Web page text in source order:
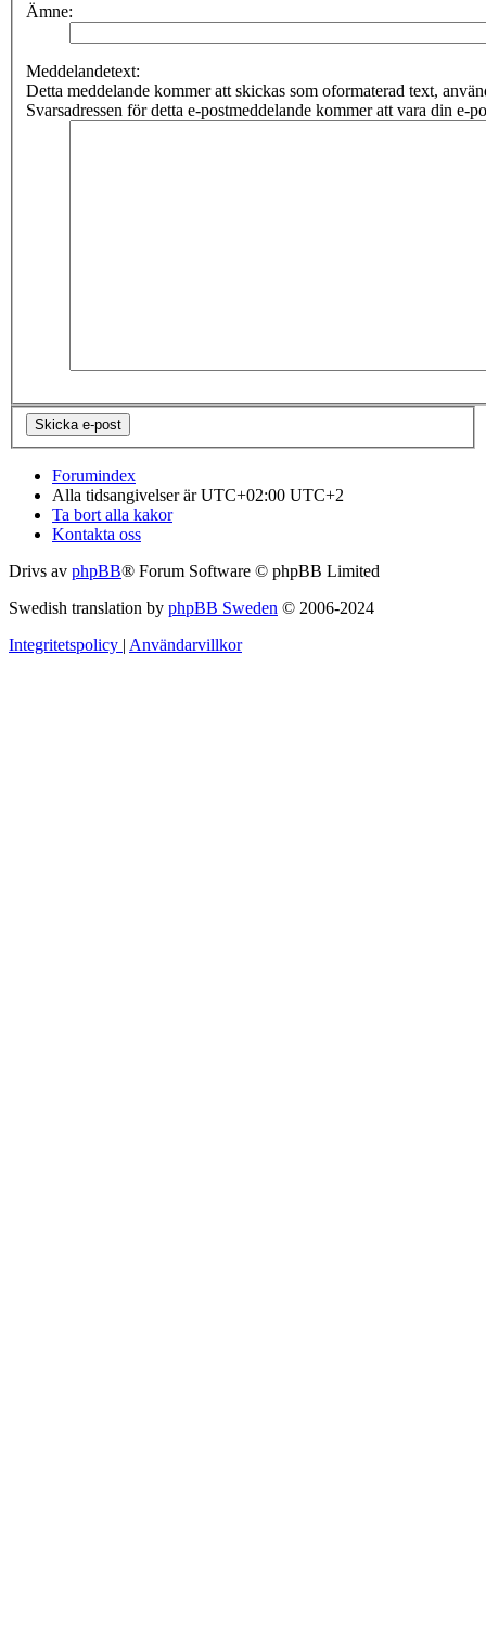
Ämne:
Meddelandetext:
Detta meddelande kommer att skickas som oformaterad text,
Svarsadressen för detta e-postmeddelande kommer att vara din e-
Forumindex
Alla tidsangivelser är UTC+02:00 UTC+2
Ta bort alla kakor
Kontakta oss
Drivs av phpBB® Forum Software © phpBB Limited
Swedish translation by phpBB Sweden © 2006-2024
Integritetspolicy Användarvillkor